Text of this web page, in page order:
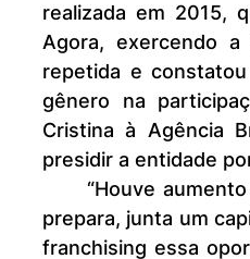
realizada em 2015,
Agora, exercendo
repetida e
gênero na
Cristina à Agência
presidir a entidade
	“Houve aumento da participação da mulher como franqueada que se
prepara, junta um
franchising essa